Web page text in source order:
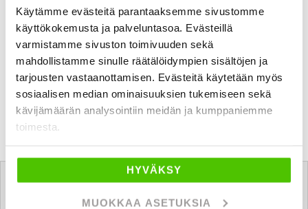
Käytämme evästeitä parantaaksemme sivustomme
käyttökokemusta ja palveluntasoa. Evästeillä
varmistamme sivuston toimivuuden sekä
mahdollistamme sinulle räätälöidympien sisältöjen ja
tarjousten vastaanottamisen. Evästeitä käytetään myös
sosiaalisen median ominaisuuksien tukemiseen sekä
kävijämäärän analysointiin meidän ja kumppaniemme
toimesta.
HYVÄKSY
MUOKKAA ASETUKSIA
Tätä ajoneuvoa myy